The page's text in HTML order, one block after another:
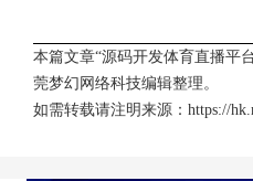
本篇文章“源码开发体育直播平
莞梦幻网络科技编辑整理。
如需转载请注明来源： https://